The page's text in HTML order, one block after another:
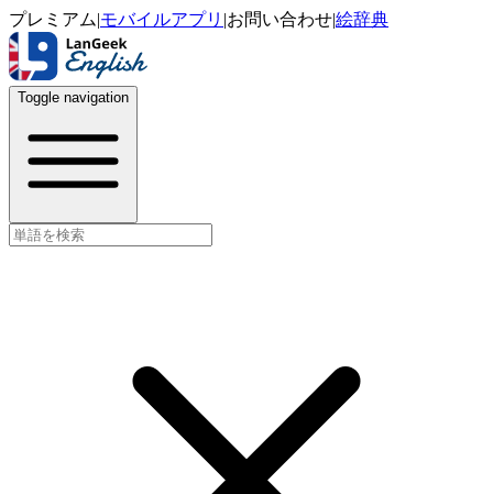
プレミアム|モバイルアプリ |お問い合わせ|絵辞典
Toggle navigation